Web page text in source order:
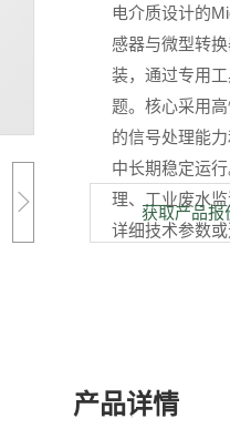
电介质设计的
感器与微型转
装，通过专用
题。核心采用
的信号处理能
中长期稳定运
理、工业废水
详细技术参数
获取产品报
产品详情